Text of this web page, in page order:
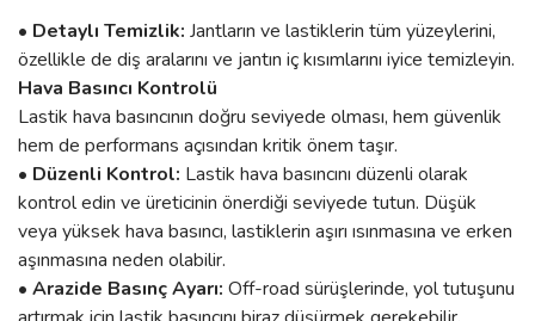
• Detaylı Temizlik: Jantların ve lastiklerin tüm yüzeylerini,
özellikle de diş aralarını ve jantın iç kısımlarını iyice temizleyin.
Hava Basıncı Kontrolü
Lastik hava basıncının doğru seviyede olması, hem güvenlik
hem de performans açısından kritik önem taşır.
• Düzenli Kontrol: Lastik hava basıncını düzenli olarak
kontrol edin ve üreticinin önerdiği seviyede tutun. Düşük
veya yüksek hava basıncı, lastiklerin aşırı ısınmasına ve erken
aşınmasına neden olabilir.
• Arazide Basınç Ayarı: Off-road sürüşlerinde, yol tutuşunu